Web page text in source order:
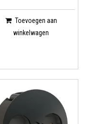
Toevoegen aan
winkelwagen